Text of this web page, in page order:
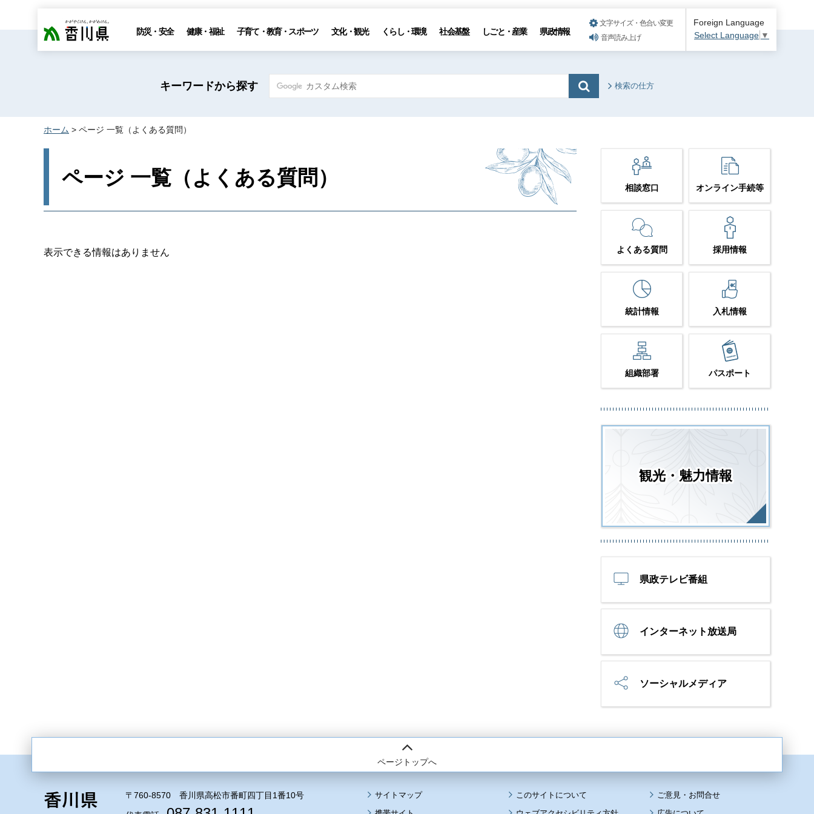
香川県 防災・安全 健康・福祉 子育て・教育・スポーツ 文化・観光 くらし・環境 社会基盤 しごと・産業 県政情報
文字サイズ・色合い変更
音声読み上げ
Foreign Language
Select Language ▼
キーワードから探す 検索の仕方
ホーム > ページ 一覧（よくある質問）
ページ 一覧（よくある質問）
表示できる情報はありません
相談窓口 オンライン手続等
よくある質問 採用情報
統計情報 入札情報
組織部署 パスポート
観光・魅力情報
県政テレビ番組
インターネット放送局
ソーシャルメディア
ページトップへ
〒760-8570 香川県高松市番町四丁目1番10号 サイトマップ
このサイトについて